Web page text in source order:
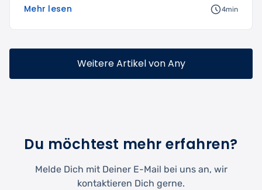
Mehr lesen 4min
Weitere Artikel von Any
Du möchtest mehr erfahren?
Melde Dich mit Deiner E-Mail bei uns an, wir
kontaktieren Dich gerne.